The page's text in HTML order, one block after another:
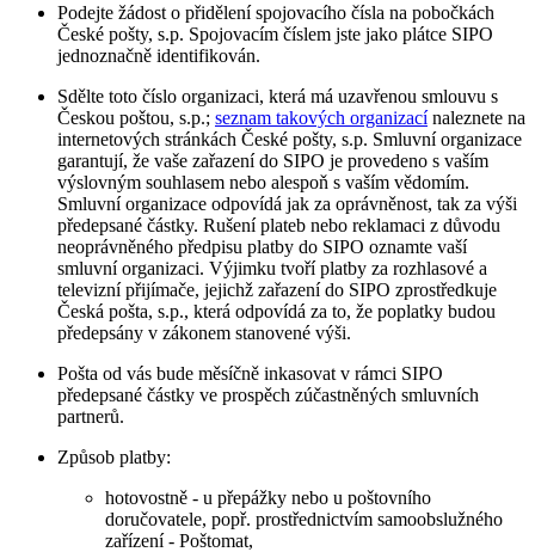
Podejte žádost o přidělení spojovacího čísla na pobočkách
České pošty, s.p. Spojovacím číslem jste jako plátce SIPO
jednoznačně identifikován.
Sdělte toto číslo organizaci, která má uzavřenou smlouvu s
Českou poštou, s.p.; seznam takových organizacínaleznete na
internetových stránkách České pošty, s.p. Smluvní organizace
garantují, že vaše zařazení do SIPO je provedeno s vaším
výslovným souhlasem nebo alespoň s vaším vědomím.
Smluvní organizace odpovídá jak za oprávněnost, tak za výši
předepsané částky. Rušení plateb nebo reklamaci z důvodu
neoprávněného předpisu platby do SIPO oznamte vaší
smluvní organizaci. Výjimku tvoří platby za rozhlasové a
televizní přijímače, jejichž zařazení do SIPO zprostředkuje
Česká pošta, s.p., která odpovídá za to, že poplatky budou
předepsány v zákonem stanovené výši.
Pošta od vás bude měsíčně inkasovat v rámci SIPO
předepsané částky ve prospěch zúčastněných smluvních
partnerů.
Způsob platby:
hotovostně - u přepážky nebo u poštovního
doručovatele, popř. prostřednictvím samoobslužného
zařízení - Poštomat,